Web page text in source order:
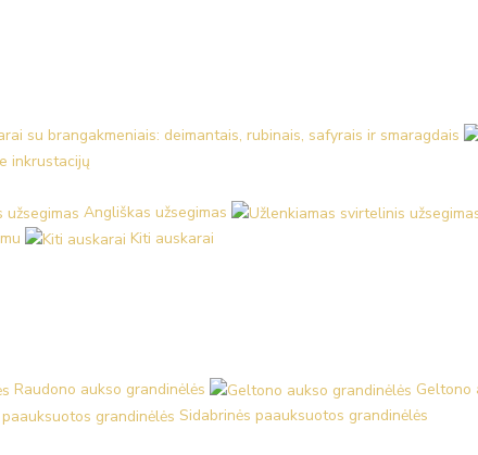
su brangakmeniais: deimantais, rubinais, safyrais ir smaragdais
inkrustacijų
Angliškas užsegimas
Kiti auskarai
Raudono aukso grandinėlės Geltono
Sidabrinės paauksuotos grandinėlės